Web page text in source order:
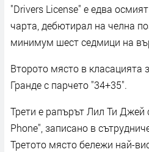
"Drivers License" е едва
чарта, дебютирал на челна
минимум шест седмици на
Второто място в класацията
Гранде с парчето "34+35".
Трети е рапърът Лил Ти Джей
Phone", записано в
Третото място бележи най-